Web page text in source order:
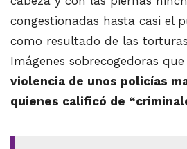
congestionadas hasta casi el
como resultado de las
Imágenes sobrecogedoras
violencia de unos policías
quienes calificó de